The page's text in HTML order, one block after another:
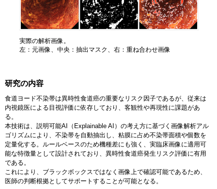
実際の解析画像。
左：元画像、中央：抽出マスク、右：重ね合わせ画像
研究の内容
食道ヨード不染帯は異時性食道癌の重要なリスク因子であるが、従来は
内視鏡医による目視評価に依存しており、客観性や再現性に課題があ
る。
本技術は、説明可能AI（Explainable AI）の考え方に基づく画像解析アル
ゴリズムにより、不染帯を自動抽出し、粘膜に占め不染帯面積や個数を
定量化する。ルールベースのため機種差にも強く、実臨床画像に適用可
能な特徴量として設計されており、異時性食道癌発生リスク評価に有用
である。
これにより、ブラックボックスではなく画像上で確認可能であるため、
医師の判断根拠としてサポートすることが可能となる。